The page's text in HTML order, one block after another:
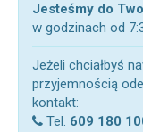
Jesteśmy do
w godzinach od
Jeżeli chciałbyś
przyjemnością
kontakt:
Tel. 609 180